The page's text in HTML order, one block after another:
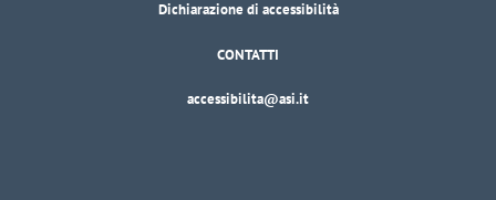
Dichiarazione di accessibilità
CONTATTI
accessibilita@asi.it